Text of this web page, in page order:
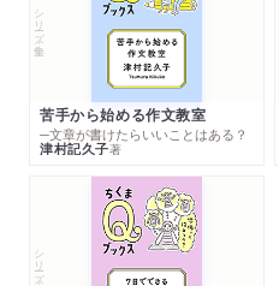
シリーズ・全集
苦手から始める作文教室
─文章が書けたらいいことはある？
津村記久子著
シリーズ・全集